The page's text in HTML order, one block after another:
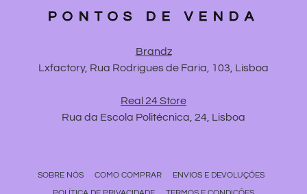
PONTOS DE VENDA
Brandz
Lxfactory, Rua Rodrigues de Faria, 103, Lisboa
Real 24 Store
Rua da Escola Politécnica, 24, Lisboa
SOBRE NÓS COMO COMPRAR
ENVIOS E DEVOLUÇÕES